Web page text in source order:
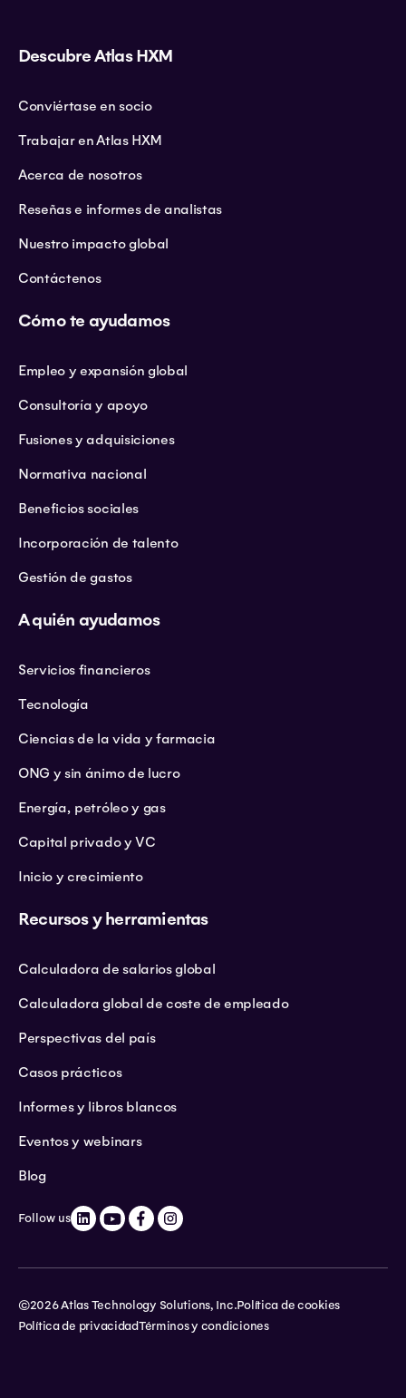
Descubre Atlas HXM
Conviértase en socio
Trabajar en Atlas HXM
Acerca de nosotros
Reseñas e informes de analistas
Nuestro impacto global
Contáctenos
Cómo te ayudamos
Empleo y expansión global
Consultoría y apoyo
Fusiones y adquisiciones
Normativa nacional
Beneficios sociales
Incorporación de talento
Gestión de gastos
A quién ayudamos
Servicios financieros
Tecnología
Ciencias de la vida y farmacia
ONG y sin ánimo de lucro
Energía, petróleo y gas
Capital privado y VC
Inicio y crecimiento
Recursos y herramientas
Calculadora de salarios global
Calculadora global de coste de empleado
Perspectivas del país
Casos prácticos
Informes y libros blancos
Eventos y webinars
Blog
Follow us
©2026 Atlas Technology Solutions, Inc.Política de cookies
Política de privacidadTérminos y condiciones